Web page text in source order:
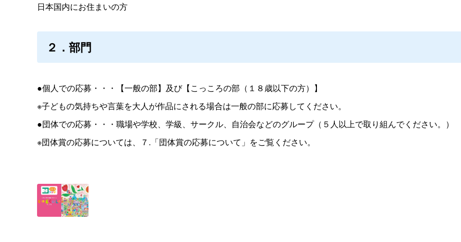
日本国内にお住まいの方
２．部門
●個人での応募・・・【一般の部】及び【こっころの部（１８歳以下の方）】
※子どもの気持ちや言葉を大人が作品にされる場合は一般の部に応募してください。
●団体での応募・・・職場や学校、学級、サークル、自治会などのグループ（５人以上で取り組んでください。）
※団体賞の応募については、７.「団体賞の応募について」をご覧ください。